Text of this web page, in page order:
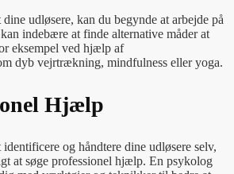
udløsere, kan du begynde at arbejde på
indebære at finde alternative måder at
eksempel ved hjælp af
dyb vejrtrækning, mindfulness eller yoga.
Hjælp
og håndtere dine udløsere selv,
at søge professionel hjælp. En psykolog